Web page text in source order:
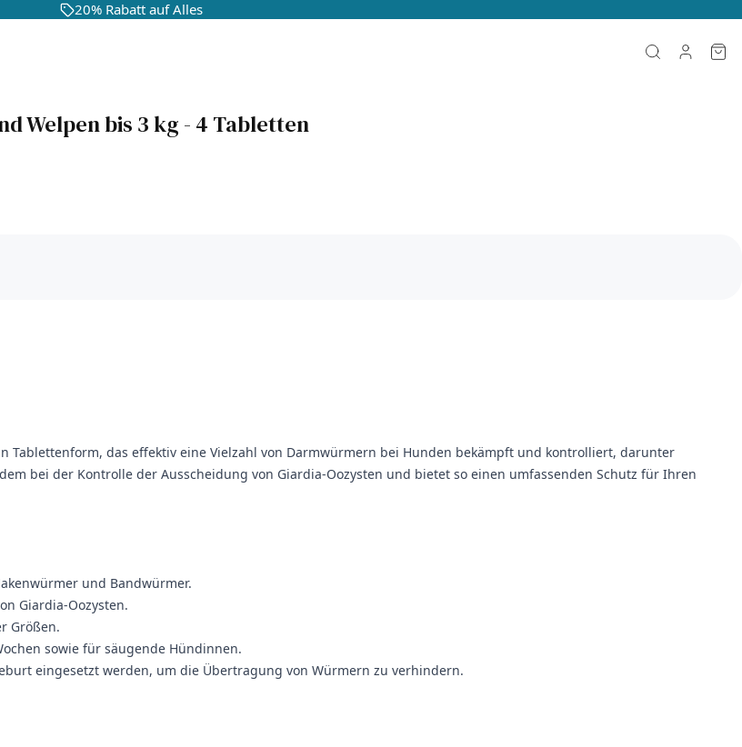
20% Rabatt auf Alles
Welpen bis 3 kg - 4 Tabletten
das effektiv eine Vielzahl von Darmwürmern bei Hunden bekämpft und kontrolliert, darunter
bei der Kontrolle der Ausscheidung von Giardia-Oozysten und bietet so einen umfassenden Schutz für Ihren
und Bandwürmer.
Giardia-Oozysten.
Größen.
sowie für säugende Hündinnen.
eingesetzt werden, um die Übertragung von Würmern zu verhindern.